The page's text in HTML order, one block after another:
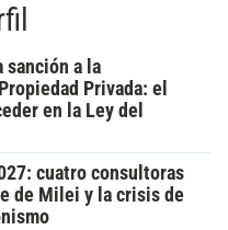
sanción a la
Privada: el
en la Ley del
cuatro consultoras
de Milei y la crisis de